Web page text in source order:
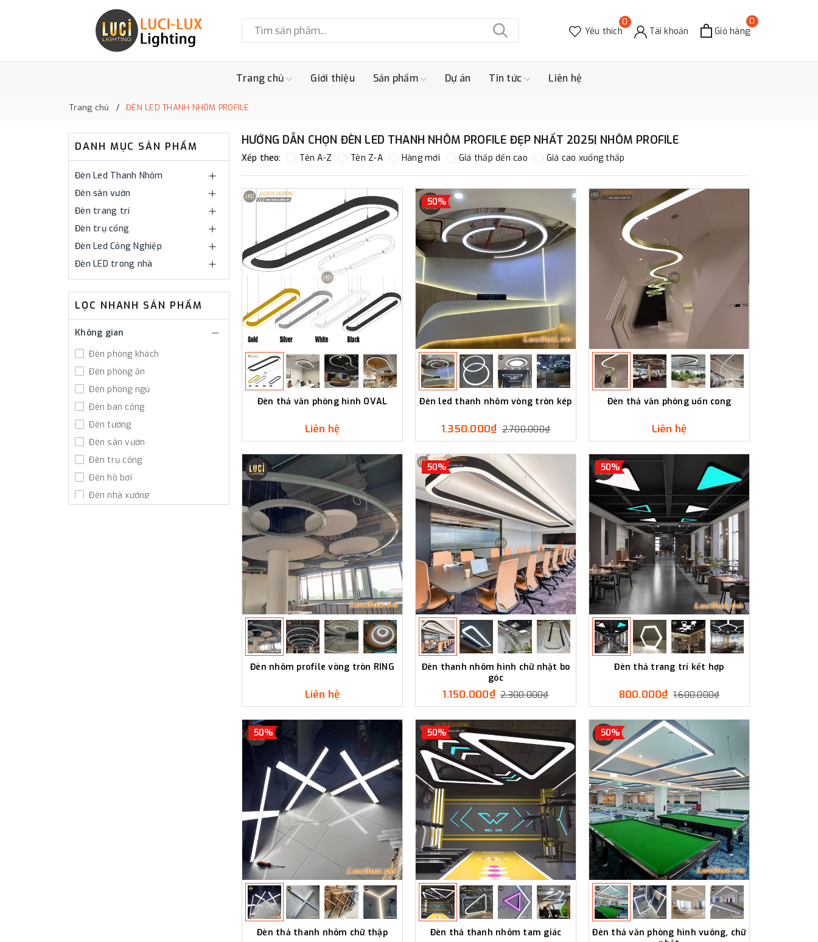
0
Yêu thích Tài khoản
0
Giỏ hàng
Trang chủ Giới thiệu Sản phẩm Dự án Tin tức Liên hệ
Trang chủ ĐÈN LED THANH NHÔM PROFILE
DANH MỤC SẢN PHẨM
Đèn Led Thanh Nhôm
Đèn sân vườn
Đèn trang trí
Đèn trụ cổng
Đèn Led Công Nghiệp
Đèn LED trong nhà
LỌC NHANH SẢN PHẨM
Không gian
Đèn phòng khách
Đèn phòng ăn
Đèn phòng ngủ
Đèn ban công
Đèn tường
Đèn sân vườn
Đèn trụ cổng
Đèn hồ bơi
Đèn nhà xưởng
HƯỚNG DẪN CHỌN ĐÈN LED THANH NHÔM PROFILE ĐẸP NHẤT 2025| NHÔM PROFILE
Xếp theo: Tên A-Z Tên Z-A Hàng mới Giá thấp đến cao Giá cao xuống thấp
Đèn thả văn phòng hình OVAL
Liên hệ
50%
Đèn led thanh nhôm vòng tròn kép
1.350.000₫ 2.700.000₫
Đèn thả văn phòng uốn cong
Liên hệ
Đèn nhôm profile vòng tròn RING
Liên hệ
50%
Đèn thanh nhôm hình chữ nhật bo
góc
1.150.000₫ 2.300.000₫
50%
Đèn thả trang trí kết hợp
800.000₫ 1.600.000₫
50%
Đèn thả thanh nhôm chữ thập
50%
Đèn thả thanh nhôm tam giác
50%
Đèn thả văn phòng hình vuông, chữ